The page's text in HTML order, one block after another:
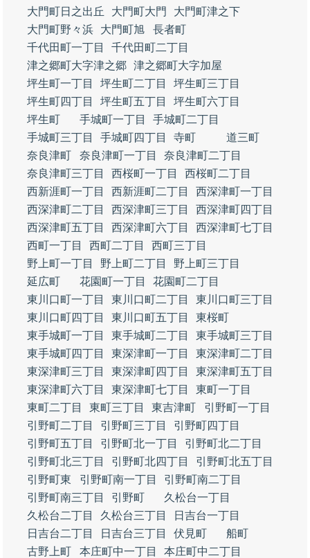
大門町日之出丘
大門町大門
大門町津之下
大門町野々浜
大門町旭
長者町
千代田町一丁目
千代田町二丁目
津之郷町大字津之郷 津之郷町大字加屋
坪生町一丁目
坪生町二丁目
坪生町三丁目
坪生町四丁目
坪生町五丁目
坪生町六丁目
坪生町
手城町一丁目
手城町二丁目
手城町三丁目
手城町四丁目 寺町
道三町
奈良津町
奈良津町一丁目
奈良津町二丁目
奈良津町三丁目
西桜町一丁目
西桜町二丁目
西新涯町一丁目
西新涯町二丁目
西深津町一丁目
西深津町二丁目
西深津町三丁目
西深津町四丁目
西深津町五丁目
西深津町六丁目
西深津町七丁目
西町一丁目
西町二丁目
西町三丁目
野上町一丁目
野上町二丁目
野上町三丁目
延広町
花園町一丁目
花園町二丁目
東川口町一丁目
東川口町二丁目
東川口町三丁目
東川口町四丁目
東川口町五丁目
東桜町
東手城町一丁目
東手城町二丁目
東手城町三丁目
東手城町四丁目
東深津町一丁目
東深津町二丁目
東深津町三丁目
東深津町四丁目
東深津町五丁目
東深津町六丁目
東深津町七丁目
東町一丁目
東町二丁目
東町三丁目 東吉津町
引野町一丁目
引野町二丁目
引野町三丁目
引野町四丁目
引野町五丁目
引野町北一丁目
引野町北二丁目
引野町北三丁目
引野町北四丁目
引野町北五丁目
引野町東
引野町南一丁目
引野町南二丁目
引野町南三丁目
引野町
久松台一丁目
久松台二丁目
久松台三丁目
日吉台一丁目
日吉台二丁目
日吉台三丁目 伏見町
船町
古野上町
本庄町中一丁目
本庄町中二丁目